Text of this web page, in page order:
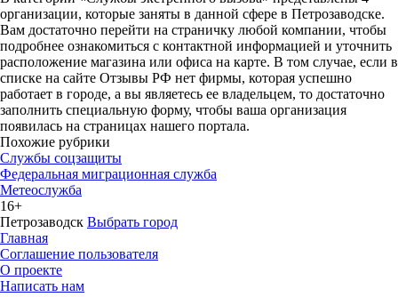
организации, которые заняты в данной сфере в Петрозаводске.
Вам достаточно перейти на страничку любой компании, чтобы
подробнее ознакомиться с контактной информацией и уточнить
расположение магазина или офиса на карте. В том случае, если в
списке на сайте Отзывы РФ нет фирмы, которая успешно
работает в городе, а вы являетесь ее владельцем, то достаточно
заполнить специальную форму, чтобы ваша организация
появилась на страницах нашего портала.
Похожие рубрики
Службы соцзащиты
Федеральная миграционная служба
Метеослужба
16+
Петрозаводск Выбрать город
Главная
Соглашение пользователя
О проекте
Написать нам